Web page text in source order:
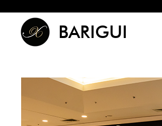
BARIGUI